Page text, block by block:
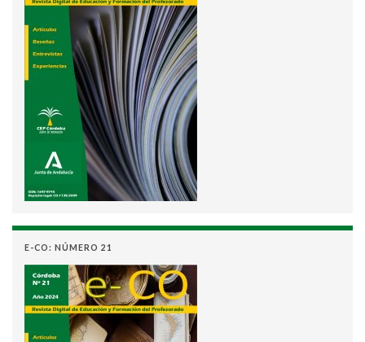
E-CO: NÚMERO 21